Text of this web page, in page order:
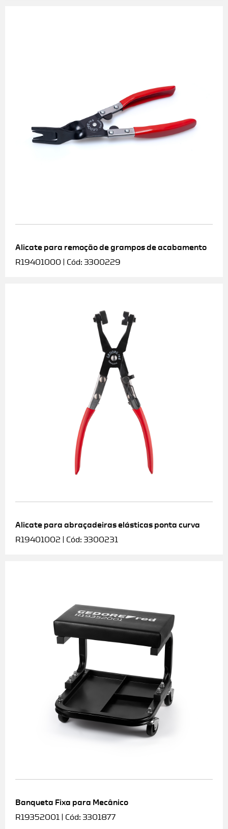
Alicate para remoção de grampos de acabamento
R19401000 | Cód: 3300229
Alicate para abraçadeiras elásticas ponta curva
R19401002 | Cód: 3300231
Banqueta Fixa para Mecânico
R19352001 | Cód: 3301877